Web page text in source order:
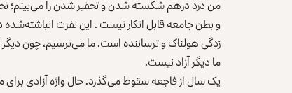
من درد درهم شکسته شدن و تحقیر شدن را می‌بینم؛
و بطن جامعه قابل‌ انکار نیست . این نفرت
زدگی هولناک و ترساننده است. ما می‌ترسیم، چون
ما دیگر آزاد نیست.
یک سال از فاجعه سقوط می‌گذرد. حال واژه آزادی برای